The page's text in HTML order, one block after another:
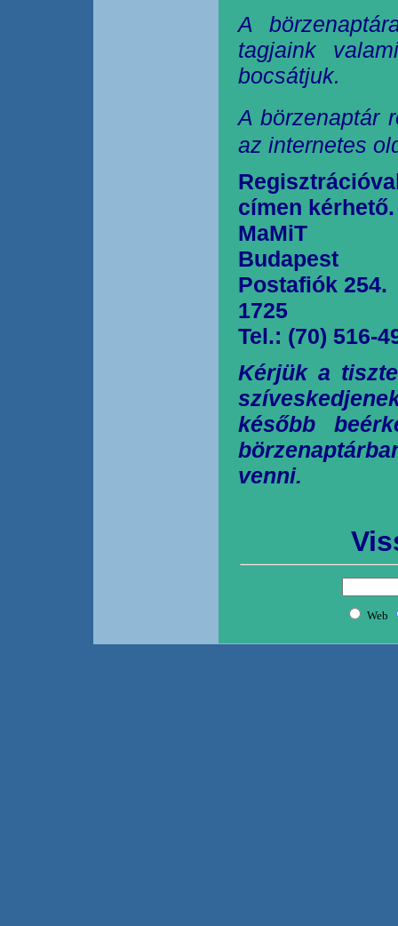
A
tagjaink
bocsátjuk.
A börzenaptár
az internetes
címen kérhető.
MaMiT
Budapest
Postafiók 254.
1725
Tel.: (70) 516-
Kérjük a
később
venni.